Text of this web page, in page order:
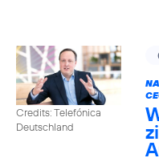
Credits: Telefónica
Deutschland